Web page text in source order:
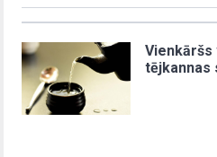
tējkannas